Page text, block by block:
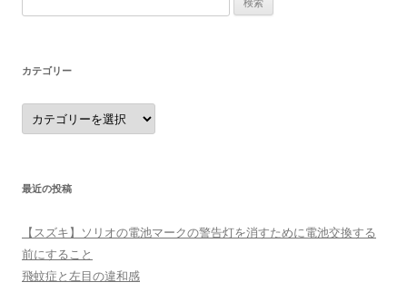
索:
カテゴリー
カ
テ
ゴ
最近の投稿
【スズキ】ソリオの電池マークの警告灯を消すために電池交換する
前にすること
飛蚊症と左目の違和感